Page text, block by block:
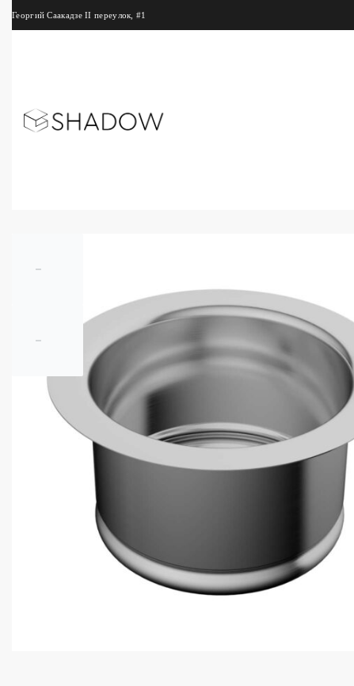
Георгий Саакадзе II переулок, #1